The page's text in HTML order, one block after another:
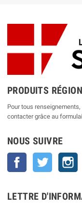
PRODUITS
Pour tous
contacter grâce au
NOUS SUIVRE
Facebook Twitter
LETTRE